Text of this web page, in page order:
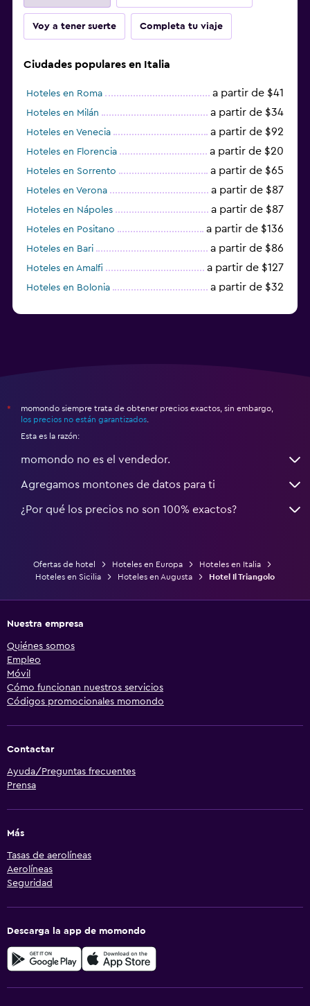
Voy a tener suerte Completa tu viaje
Ciudades populares en Italia
Hoteles en Roma a partir de $41
Hoteles en Milán a partir de $34
Hoteles en Venecia a partir de $92
Hoteles en Florencia a partir de $20
Hoteles en Sorrento a partir de $65
Hoteles en Verona a partir de $87
Hoteles en Nápoles a partir de $87
Hoteles en Positano a partir de $136
Hoteles en Bari a partir de $86
Hoteles en Amalfi a partir de $127
Hoteles en Bolonia a partir de $32
*
momondo siempre trata de obtener precios exactos, sin embargo,
los precios no están garantizados
Esta es la razón:
momondo no es el vendedor.
Agregamos montones de datos para ti
¿Por qué los precios no son 100% exactos?
Ofertas de hotel Hoteles en Europa
Hoteles en Italia
Hoteles en Sicilia
Hoteles en Augusta Hotel Il Triangolo
Nuestra empresa
Quiénes somos
Empleo
Móvil
Cómo funcionan nuestros servicios
Códigos promocionales momondo
Contactar
Ayuda/Preguntas frecuentes
Prensa
Más
Tasas de aerolíneas
Aerolíneas
Seguridad
Descarga la app de momondo